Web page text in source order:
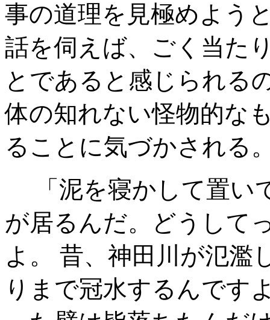
事の道理を見極めよう
話を伺えば、ごく当た
とであると感じられる
体の知れない怪物的な
ることに気づかされる
「泥を寝かして置い
が居るんだ。どうして
よ。 昔、神田川が氾濫
りまで冠水するんです